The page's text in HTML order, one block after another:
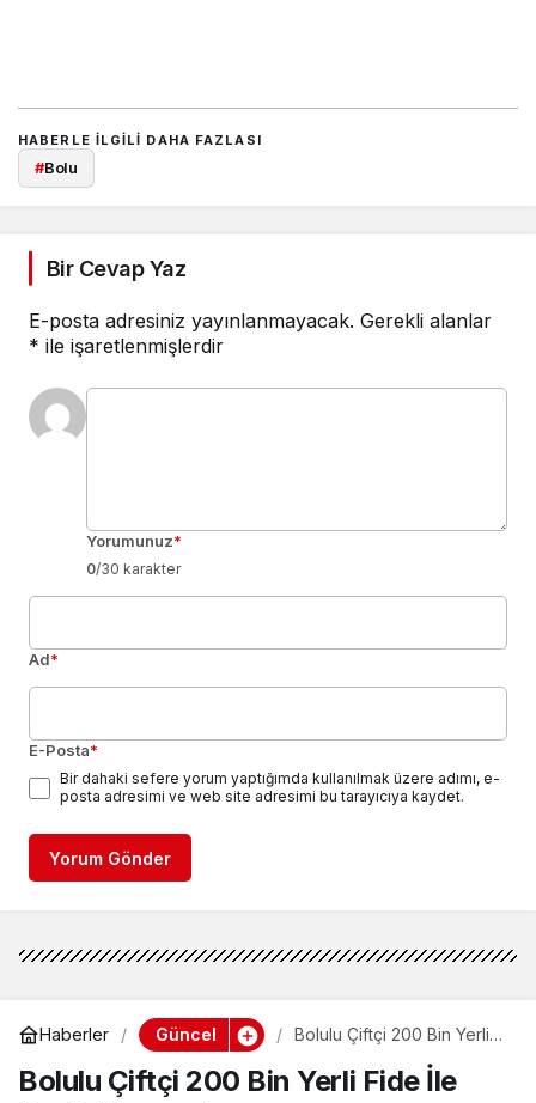
HABERLE ILGILI DAHA FAZLASI
#Bolu
Bir Cevap Yaz
E-posta adresiniz yayınlanmayacak. Gerekli alanlar
* ile işaretlenmişlerdir
Yorumunuz*
0/30 karakter
Ad*
E-Posta*
Bir dahaki sefere yorum yaptığımda kullanılmak üzere adımı, e-
posta adresimi ve web site adresimi bu tarayıcıya kaydet.
Yorum Gönder
Haberler Güncel
Bolulu Çiftçi 200 Bin Yerli
Bolulu Çiftçi 200 Bin Yerli Fide İle